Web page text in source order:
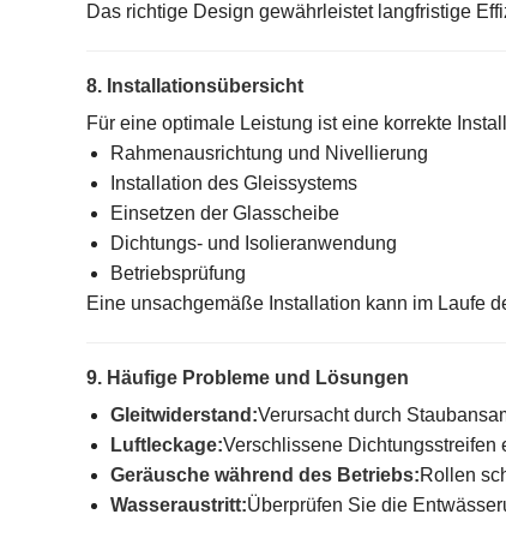
Das richtige Design gewährleistet langfristige
8. Installationsübersicht
Für eine optimale Leistung ist eine korrekte
Rahmenausrichtung und Nivellierung
Installation des Gleissystems
Einsetzen der Glasscheibe
Dichtungs- und Isolieranwendung
Betriebsprüfung
Eine unsachgemäße Installation kann im Laufe
9. Häufige Probleme und Lösungen
Gleitwiderstand:Verursacht durch
Luftleckage:Verschlissene Dichtungsstreifen
Geräusche während des Betriebs:Rollen
Wasseraustritt:Überprüfen Sie die